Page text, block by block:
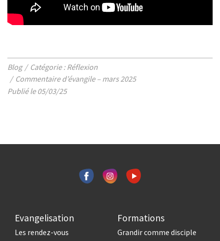
Blog
Catégorie : Réflexion
Commentaire d’évangile – mars 2025
Publié le 05/03/25
Evangelisation
Les rendez-vous
Formations
Grandir comme disciple